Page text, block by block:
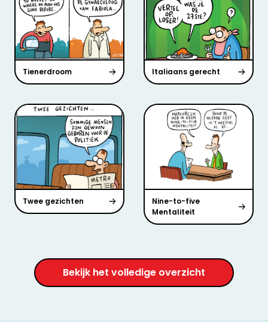
Tienerdroom Italiaans gerecht
Twee gezichten
Nine-to-five
Mentaliteit
Bekijk het volledige overzicht